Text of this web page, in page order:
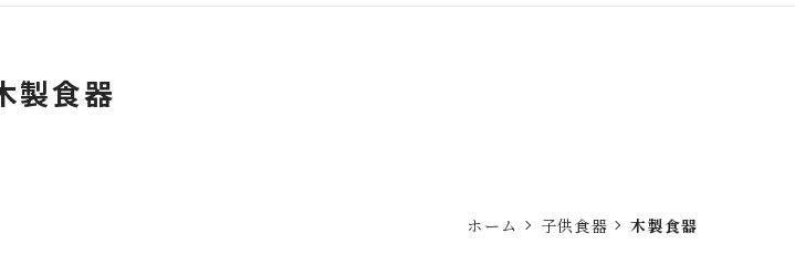
製食器
ホーム 子供食器 木製食器